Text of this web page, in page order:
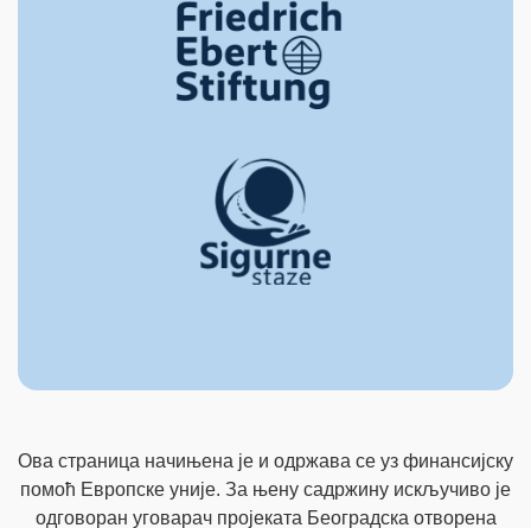
Ова страница начињена је и одржава се уз финансијску
помоћ Европске уније. За њену садржину искључиво је
одговоран уговарач пројеката Београдска отворена